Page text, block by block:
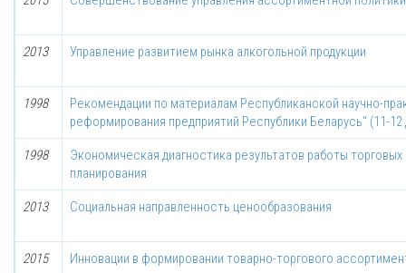
2013 Управление развитием рынка алкогольной продукции
1998
Рекомендации по материалам Республиканской научно-
реформирования предприятий Республики Беларусь" (11-12
1998
Экономическая диагностика результатов работы
планирования
2013 Социальная направленность ценообразования
2015 Инновации в формировании товарно-торгового